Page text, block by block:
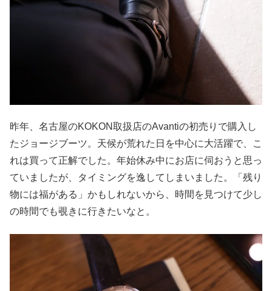
昨年、名古屋のKOKON取扱店のAvantiの初売りで購入し
たジョージブーツ。天候が荒れた日を中心に大活躍で、こ
れは買って正解でした。年始休み中にお店に伺おうと思っ
ていましたが、タイミングを逸してしまいました。「残り
物には福がある」かもしれないから、時間を見つけて少し
の時間でも覗きに行きたいなと。